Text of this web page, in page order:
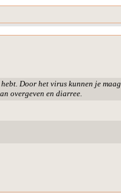
Door het virus kunnen je maag
overgeven en diarree.